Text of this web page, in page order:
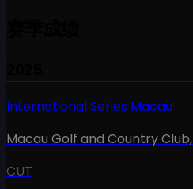
International Series Macau
Macau Golf and Country Club,
CUT